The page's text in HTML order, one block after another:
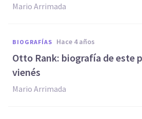
Mario Arrimada
BIOGRAFÍAS hace 4 años
Otto Rank: biografía de este
vienés
Mario Arrimada